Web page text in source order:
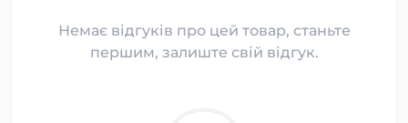
Немає відгуків про цей товар, станьте
першим, залиште свій відгук.